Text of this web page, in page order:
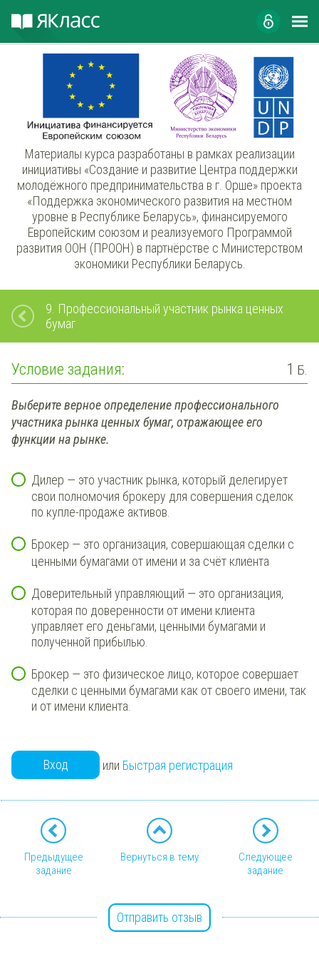
Материалы курса разработаны в рамках реализации
инициативы «Создание и развитие Центра поддержки
молодёжного предпринимательства в г. Орше» проекта
«Поддержка экономического развития на местном
уровне в Республике Беларусь», финансируемого
Европейским союзом и реализуемого Программой
развития ООН (ПРООН) в партнёрстве с Министерством
экономики Республики Беларусь.
9. Профессиональный участник рынка ценных
бумаг
Условие задания: 1 Б.
Выберите верное определение профессионального
участника рынка ценных бумаг, отражающее его
функции на рынке.
Дилер — это участник рынка, который делегирует
свои полномочия брокеру для совершения сделок
по купле-продаже активов.
Брокер — это организация, совершающая сделки с
ценными бумагами от имени и за счёт клиента
Доверительный управляющий — это организация,
которая по доверенности от имени клиента
управляет его деньгами, ценными бумагами и
полученной прибылью.
Брокер — это физическое лицо, которое совершает
сделки с ценными бумагами как от своего имени, так
и от имени клиента.
Вход или Быстрая регистрация
Предыдущее
задание
Вернуться в тему
Следующее
задание
Отправить отзыв